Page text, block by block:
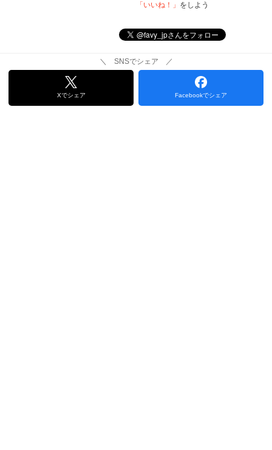
「いいね！」 をしよう
＼ SNSでシェア ／
Xでシェア Facebookでシェア